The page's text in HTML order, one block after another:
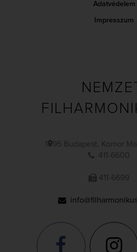
Adatvédelem
Impresszum
1095 Budapest, Komor
411-6600
411-6699